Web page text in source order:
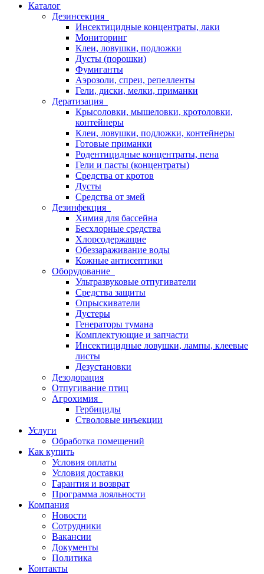
Каталог
Дезинсекция
Инсектицидные концентраты, лаки
Мониторинг
Клеи, ловушки, подложки
Дусты (порошки)
Фумиганты
Аэрозоли, спреи, репелленты
Гели, диски, мелки, приманки
Дератизация
Крысоловки, мышеловки, кротоловки,
контейнеры
Клеи, ловушки, подложки, контейнеры
Готовые приманки
Родентицидные концентраты, пена
Гели и пасты (концентраты)
Средства от кротов
Дусты
Средства от змей
Дезинфекция
Химия для бассейна
Бесхлорные средства
Хлорсодержащие
Обеззараживание воды
Кожные антисептики
Оборудование
Ультразвуковые отпугиватели
Средства защиты
Опрыскиватели
Дустеры
Генераторы тумана
Комплектующие и запчасти
Инсектицидные ловушки, лампы, клеевые
листы
Дезустановки
Дезодорация
Отпугивание птиц
Агрохимия
Гербициды
Стволовые инъекции
Услуги
Обработка помещений
Как купить
Условия оплаты
Условия доставки
Гарантия и возврат
Программа лояльности
Компания
Новости
Сотрудники
Вакансии
Документы
Политика
Контакты